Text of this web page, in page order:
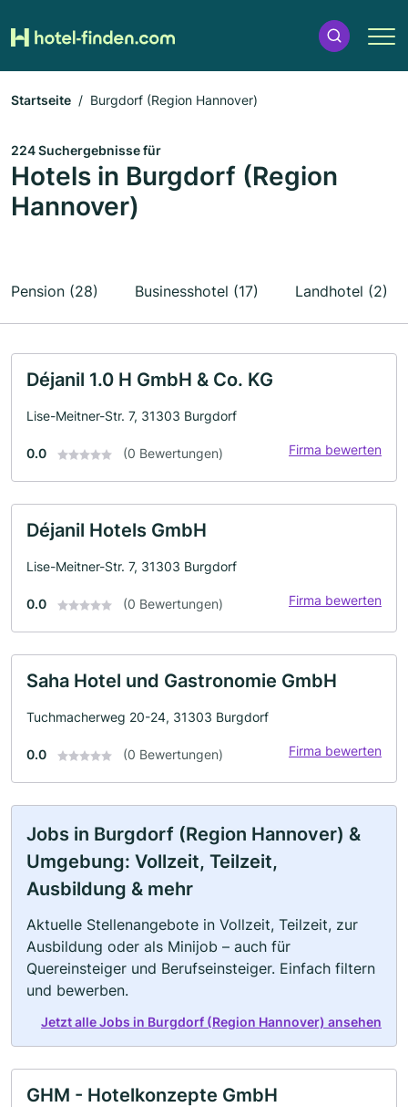
Startseite Burgdorf (Region Hannover)
224 Suchergebnisse für
Hotels in Burgdorf (Region
Hannover)
Pension (28) Businesshotel (17) Landhotel (2)
Déjanil 1.0 H GmbH & Co. KG
Lise-Meitner-Str. 7, 31303 Burgdorf
0.0 (0 Bewertungen) Firma bewerten
Déjanil Hotels GmbH
Lise-Meitner-Str. 7, 31303 Burgdorf
0.0 (0 Bewertungen) Firma bewerten
Saha Hotel und Gastronomie GmbH
Tuchmacherweg 20-24, 31303 Burgdorf
0.0 (0 Bewertungen) Firma bewerten
Jobs in Burgdorf (Region Hannover) &
Umgebung: Vollzeit, Teilzeit,
Ausbildung & mehr
Aktuelle Stellenangebote in Vollzeit, Teilzeit, zur
Ausbildung oder als Minijob – auch für
Quereinsteiger und Berufseinsteiger. Einfach filtern
und bewerben.
Jetzt alle Jobs in Burgdorf (Region Hannover) ansehen
GHM - Hotelkonzepte GmbH